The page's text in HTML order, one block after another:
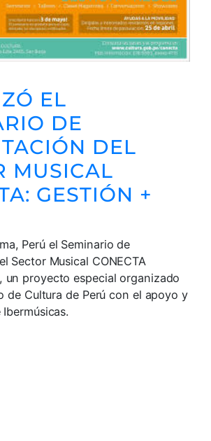
EL
DE
DEL
MUSICAL
GESTIÓN +
Perú el Seminario de
Sector Musical CONECTA
un proyecto especial organizado
de Cultura de Perú con el apoyo y